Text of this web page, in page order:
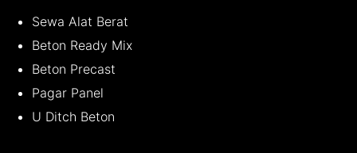
Sewa Alat Berat
Beton Ready Mix
Beton Precast
Pagar Panel
U Ditch Beton